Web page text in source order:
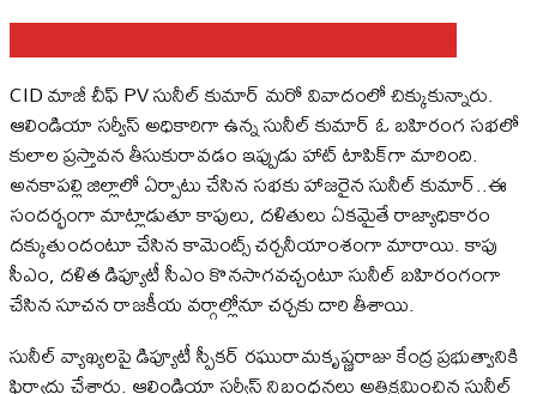
CID మాజీ చీఫ్‌ PV సునీల్‌ కుమార్ మరో వివాదంలో చిక్కుకున్నారు.
ఆలిండియా సర్వీస్‌ అధికారిగా ఉన్న సునీల్‌ కుమార్‌ ఓ బహిరంగ సభలో
కులాల ప్రస్తావన తీసుకురావడం ఇప్పుడు హాట్‌ టాపిక్‌గా మారింది.
అనకాపల్లి జిల్లాలో ఏర్పాటు చేసిన సభకు హాజరైన సునీల్‌ కుమార్‌..ఈ
సందర్భంగా మాట్లాడుతూ కాపులు, దళితులు ఏకమైతే రాజ్యాధికారం
దక్కుతుందంటూ చేసిన కామెంట్స్‌ చర్చనీయాంశంగా మారాయి. కాపు
సీఎం, దళిత డిప్యూటీ సీఎం కొనసాగవచ్చంటూ సునీల్‌ బహిరంగంగా
చేసిన సూచన రాజకీయ వర్గాల్లోనూ చర్చకు దారి తీశాయి.
సునీల్‌ వ్యాఖ్యలపై డిప్యూటీ స్పీకర్‌ రఘురామకృష్ణరాజు కేంద్ర ప్రభుత్వానికి
ఫిర్యాదు చేశారు. ఆలిండియా సర్వీస్‌ నిబంధనలు అతిక్రమించిన సునీల్‌